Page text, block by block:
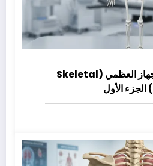
المحاضرة 12 :تشريح الجهاز العظمي (Skeletal